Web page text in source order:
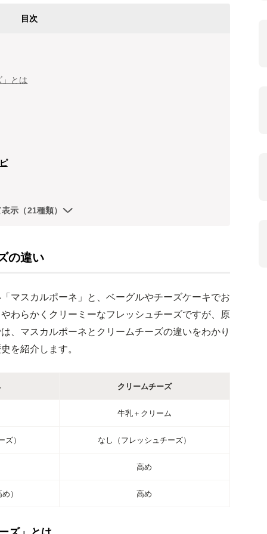
目次
とは
示（21種類）
の違い
マスカルポーネ」と、ベーグルやチーズケーキでお
わらかくクリーミーなフレッシュチーズですが、原
、マスカルポーネとクリームチーズの違いをわかり
を紹介します。
クリームチーズ
牛乳＋クリーム
） なし（フレッシュチーズ）
高め
） 高め